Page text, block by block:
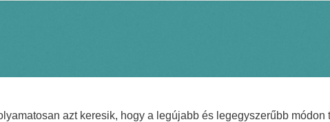
azt keresik, hogy a legújabb és legegyszerűbb módon